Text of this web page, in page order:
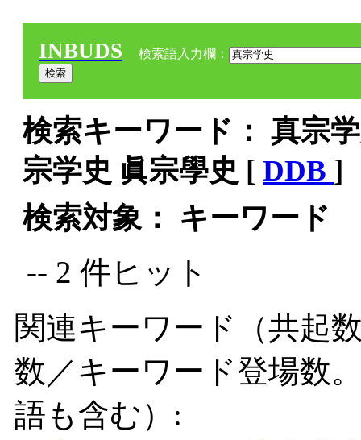
INBUDS 検索語入力欄：
検索キーワード： 真宗
宗学史 眞宗學史 [ DDB ]
検索対象： キーワード
-- 2 件ヒット
関連キーワード（共起
数／キーワード登場数
語も含む）: